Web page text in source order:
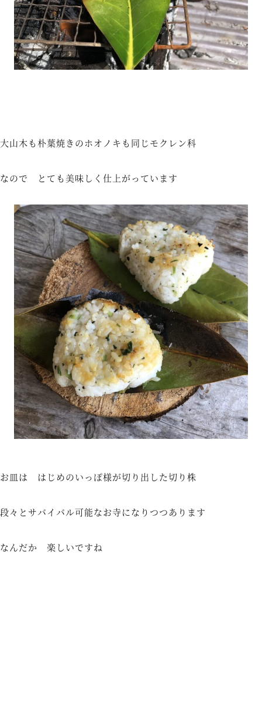
大山木も朴葉焼きのホオノキも同じモクレン科
なので とても美味しく仕上がっています
お皿は はじめのいっぽ様が切り出した切り株
段々とサバイバル可能なお寺になりつつあります
なんだか 楽しいですね